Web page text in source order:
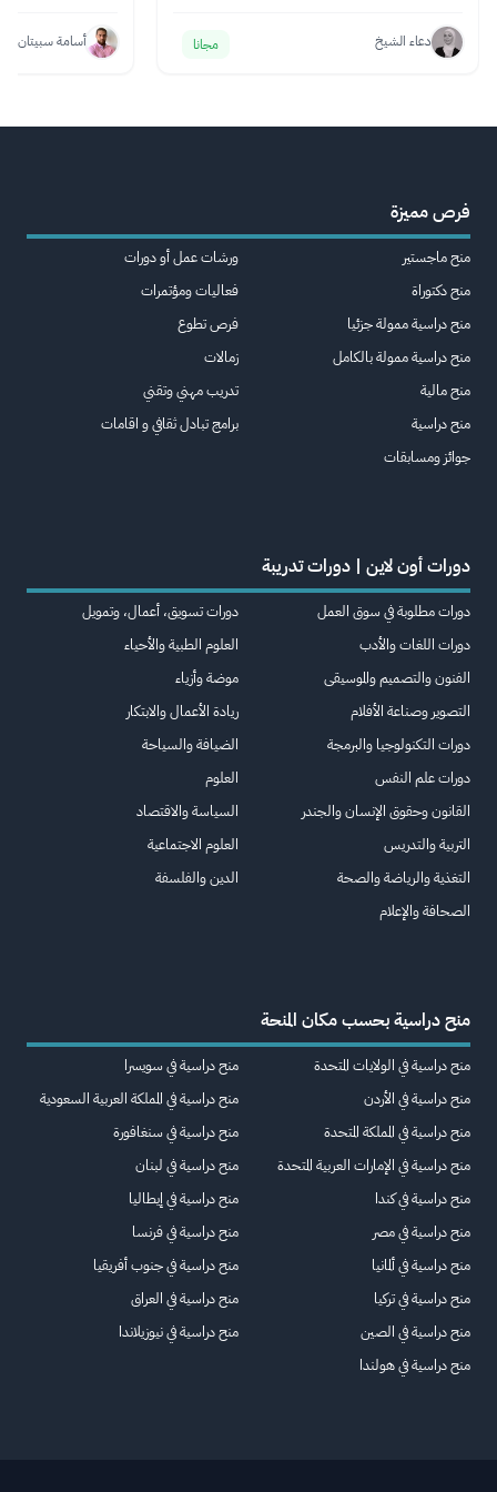
دعاء الشيخ مجانا أسامة سبيتان
فرص مميزة
منح ماجستير
منح دكتوراة
منح دراسية ممولة جزئيا
منح دراسية ممولة بالكامل
منح مالية
منح دراسية
جوائز ومسابقات
ورشات عمل أو دورات
فعاليات ومؤتمرات
فرص تطوع
زمالات
تدريب مهني وتقني
برامج تبادل ثقافي و اقامات
دورات أون لاين | دورات تدريبة
دورات مطلوبة في سوق العمل
دورات اللغات والأدب
الفنون والتصميم والموسيقى
التصوير وصناعة الأفلام
دورات التكنولوجيا والبرمجة
دورات علم النفس
القانون وحقوق الإنسان والجندر
التربية والتدريس
التغذية والرياضة والصحة
الصحافة والإعلام
دورات تسويق، أعمال، وتمويل
العلوم الطبية والأحياء
موضة وأزياء
ريادة الأعمال والابتكار
الضيافة والسياحة
العلوم
السياسة والاقتصاد
العلوم الاجتماعية
الدين والفلسفة
منح دراسية بحسب مكان المنحة
منح دراسية في الولايات المتحدة
منح دراسية في الأردن
منح دراسية في المملكة المتحدة
منح دراسية في الإمارات العربية المتحدة
منح دراسية في كندا
منح دراسية في مصر
منح دراسية في ألمانيا
منح دراسية في تركيا
منح دراسية في الصين
منح دراسية في هولندا
منح دراسية في سويسرا
منح دراسية في المملكة العربية السعودية
منح دراسية في سنغافورة
منح دراسية في لبنان
منح دراسية في إيطاليا
منح دراسية في فرنسا
منح دراسية في جنوب أفريقيا
منح دراسية في العراق
منح دراسية في نيوزيلاندا